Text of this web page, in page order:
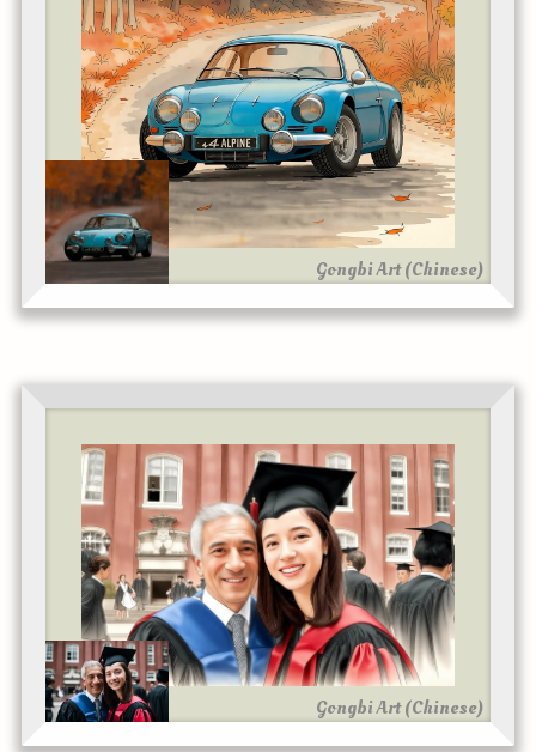
Gongbi Art (Chinese)
Gongbi Art (Chinese)